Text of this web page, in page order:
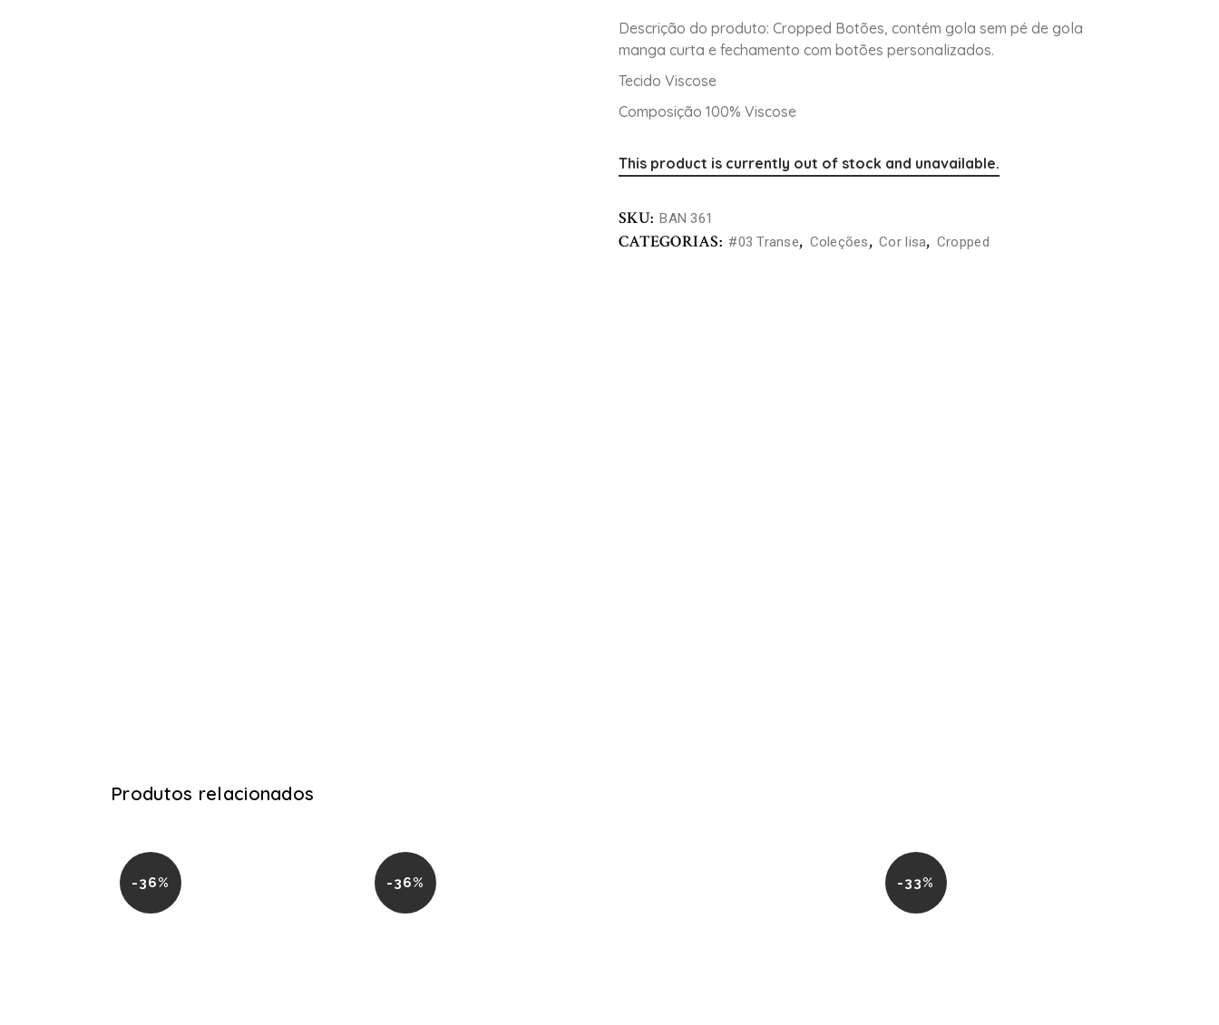
Descrição do produto: Cropped Botões, contém gola sem pé de gola
manga curta e fechamento com botões personalizados.
Tecido Viscose
Composição 100% Viscose
This product is currently out of stock and unavailable.
SKU: BAN 361
CATEGORIAS: #03 Transe, Coleções, Cor lisa, Cropped
Produtos relacionados
-36% -36% -33%